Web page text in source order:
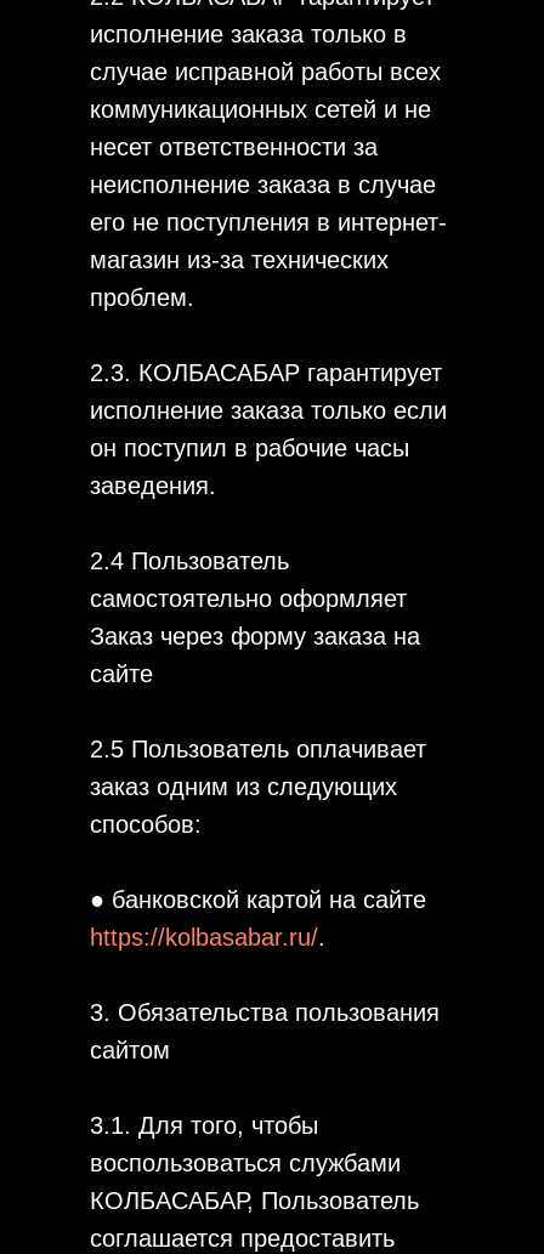
исполнение заказа только в
случае исправной работы всех
коммуникационных сетей и не
несет ответственности за
неисполнение заказа в случае
его не поступления в интернет-
магазин из-за технических
проблем.
2.3. КОЛБАСАБАР гарантирует
исполнение заказа только если
он поступил в рабочие часы
заведения.
2.4 Пользователь
самостоятельно оформляет
Заказ через форму заказа на
сайте
2.5 Пользователь оплачивает
заказ одним из следующих
способов:
● банковской картой на сайте
https://kolbasabar.ru/.
3. Обязательства пользования
сайтом
3.1. Для того, чтобы
воспользоваться службами
КОЛБАСАБАР, Пользователь
соглашается предоставить